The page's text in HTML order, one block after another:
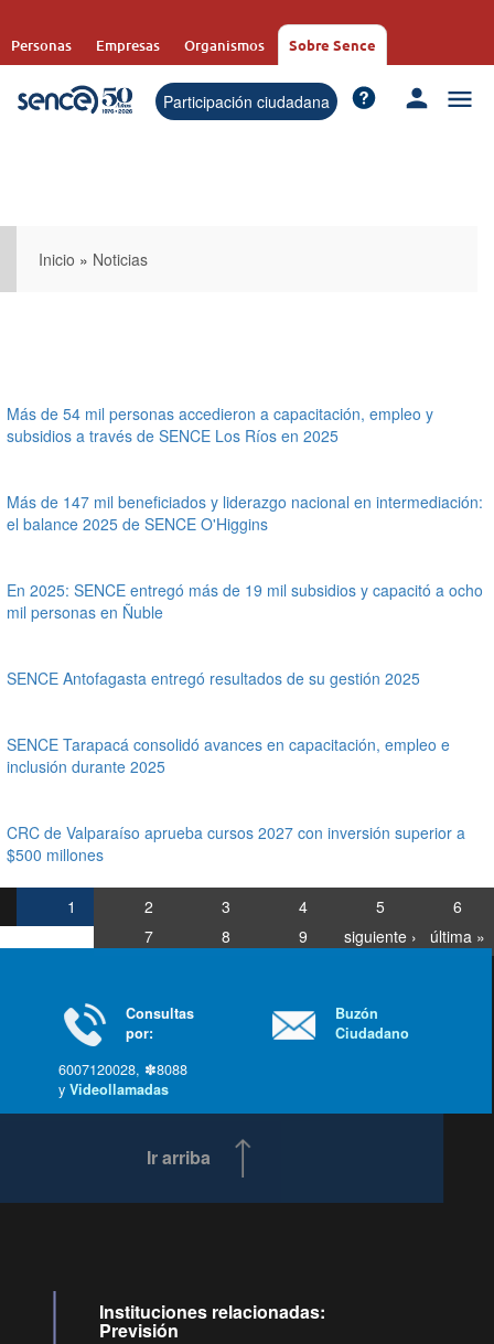
contenido
Personas Empresas Organismos Sobre Sence
Participación ciudadana
Inicio » Noticias
Más de 54 mil personas accedieron a capacitación, empleo y
subsidios a través de SENCE Los Ríos en 2025
Más de 147 mil beneficiados y liderazgo nacional en intermediación:
el balance 2025 de SENCE O'Higgins
En 2025: SENCE entregó más de 19 mil subsidios y capacitó a ocho
mil personas en Ñuble
SENCE Antofagasta entregó resultados de su gestión 2025
SENCE Tarapacá consolidó avances en capacitación, empleo e
inclusión durante 2025
CRC de Valparaíso aprueba cursos 2027 con inversión superior a
$500 millones
1 2 3 4 5
6
7
8 9 siguiente › última »
Consultas
por:
6007120028, ✽8088
yVideollamadas
Buzón
Ciudadano
Ir arriba
Instituciones relacionadas:
Previsión